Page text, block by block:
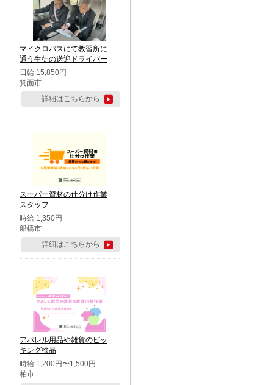
マイクロバスにて教習所に
通う生徒の送迎ドライバー
日給 15,850円
箕面市
詳細はこちらから
スーパー資材の仕分け作業
スタッフ
時給 1,350円
船橋市
詳細はこちらから
アパレル用品や雑貨のピッ
キング検品
時給 1,200円〜1,500円
柏市